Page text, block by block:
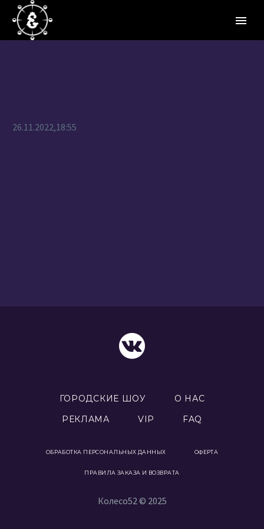
26.11.2022,18:55
ГОРОДСКИЕ ШОУ
О НАС
РЕКЛАМА
VIP FAQ
ОБРАБОТКА ПЕРСОНАЛЬНЫХ ДАННЫХ ОФЕРТА
ПРАВИЛА ЗАКАЗА И ВОЗВРАТА
Колесо52 © 2025